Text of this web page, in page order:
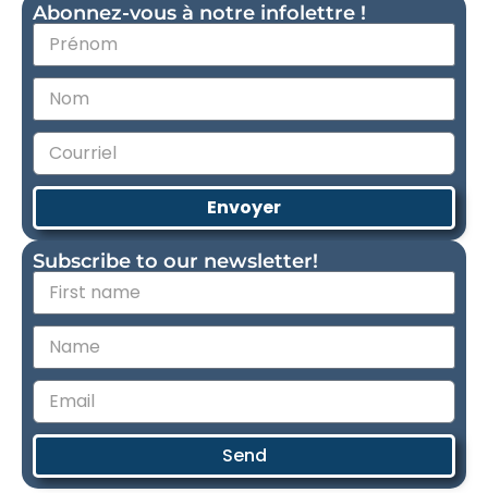
Abonnez-vous à notre infolettre !
Envoyer
Subscribe to our newsletter!
Send